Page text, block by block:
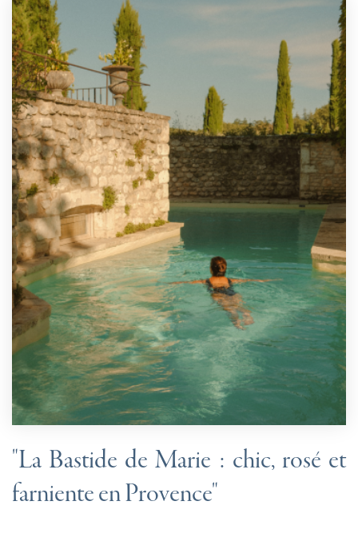
"La Bastide de Marie : chic, rosé et
farniente en Provence"